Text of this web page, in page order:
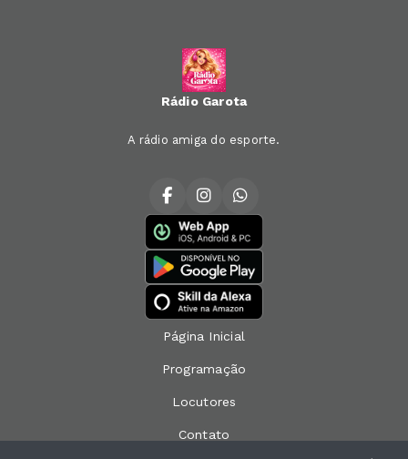
Rádio Garota
A rádio amiga do esporte.
Página Inicial
Programação
Locutores
Contato